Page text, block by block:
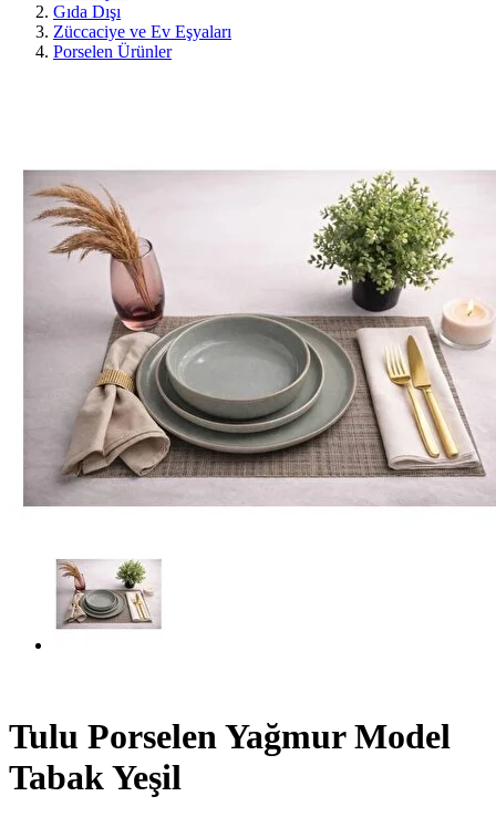
Gıda Dışı
Züccaciye ve Ev Eşyaları
Porselen Ürünler
Tulu Porselen Yağmur Model
Tabak Yeşil